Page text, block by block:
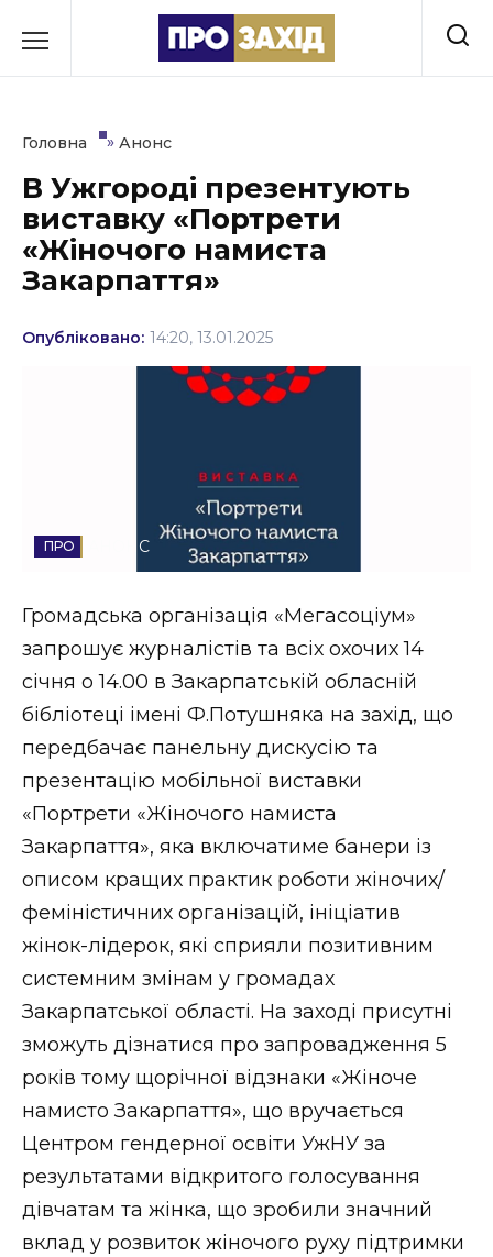
до
Культура
Освіта
Втрачений Ужгород
Втрачений Ужгород (відеоверсія)
ЗАКАРПАТСЬКІ НОВИНИ
НОВИНИ ЗАХІДНОЇ УКРАЇНИ
ФОТО
Головна » Анонс
В Ужгороді презентують
виставку «Портрети
«Жіночого намиста
Закарпаття»
Опубліковано: 14:20, 13.01.2025
АНОНС
Громадська організація «Мегасоціум»
запрошує журналістів та всіх охочих 14
січня о 14.00 в Закарпатській обласній
бібліотеці імені Ф.Потушняка на захід, що
передбачає панельну дискусію та
презентацію мобільної виставки
«Портрети «Жіночого намиста
Закарпаття», яка включатиме банери із
описом кращих практик роботи жіночих/
феміністичних організацій, ініціатив
жінок-лідерок, які сприяли позитивним
системним змінам у громадах
Закарпатської області. На заході присутні
зможуть дізнатися про запровадження 5
років тому щорічної відзнаки «Жіноче
намисто Закарпаття», що вручається
Центром гендерної освіти УжНУ за
результатами відкритого голосування
дівчатам та жінка, що зробили значний
вклад у розвиток жіночого руху підтримки